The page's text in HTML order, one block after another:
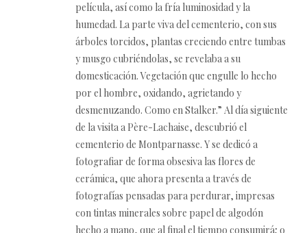
película, así como la fría luminosidad y la
humedad. La parte viva del cementerio, con sus
árboles torcidos, plantas creciendo entre tumbas
y musgo cubriéndolas, se revelaba a su
domesticación. Vegetación que engulle lo hecho
por el hombre, oxidando, agrietando y
desmenuzando. Como en Stalker.” Al día siguiente
de la visita a Père-Lachaise, descubrió el
cementerio de Montparnasse. Y se dedicó a
fotografiar de forma obsesiva las flores de
cerámica, que ahora presenta a través de
fotografías pensadas para perdurar, impresas
con tintas minerales sobre papel de algodón
hecho a mano, que al final el tiempo consumirá; o